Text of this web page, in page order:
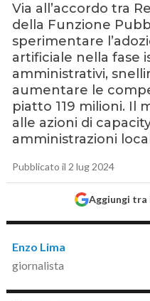
Via all’accordo tra
della Funzione
sperimentare
artificiale nella fase
amministrativi,
aumentare le
piatto 119 milioni. Il
alle azioni di
amministrazioni
Pubblicato il 2 lug 2024
Aggiungi tra
Enzo Lima
giornalista